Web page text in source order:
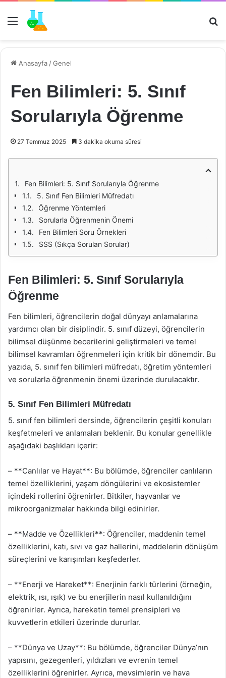
Menü
Anasayfa /Genel
Fen Bilimleri: 5. Sınıf
Sorularıyla Öğrenme
27 Temmuz 2025 3 dakika okuma süresi
Fen Bilimleri: 5. Sınıf Sorularıyla Öğrenme
5. Sınıf Fen Bilimleri Müfredatı
Öğrenme Yöntemleri
Sorularla Öğrenmenin Önemi
Fen Bilimleri Soru Örnekleri
SSS (Sıkça Sorulan Sorular)
Fen Bilimleri: 5. Sınıf Sorularıyla
Öğrenme
Fen bilimleri, öğrencilerin doğal dünyayı anlamalarına
yardımcı olan bir disiplindir. 5. sınıf düzeyi, öğrencilerin
bilimsel düşünme becerilerini geliştirmeleri ve temel
bilimsel kavramları öğrenmeleri için kritik bir dönemdir. Bu
yazıda, 5. sınıf fen bilimleri müfredatı, öğretim yöntemleri
ve sorularla öğrenmenin önemi üzerinde durulacaktır.
5. Sınıf Fen Bilimleri Müfredatı
5. sınıf fen bilimleri dersinde, öğrencilerin çeşitli konuları
keşfetmeleri ve anlamaları beklenir. Bu konular genellikle
aşağıdaki başlıkları içerir:
– **Canlılar ve Hayat**: Bu bölümde, öğrenciler canlıların
temel özelliklerini, yaşam döngülerini ve ekosistemler
içindeki rollerini öğrenirler. Bitkiler, hayvanlar ve
mikroorganizmalar hakkında bilgi edinirler.
– **Madde ve Özellikleri**: Öğrenciler, maddenin temel
özelliklerini, katı, sıvı ve gaz hallerini, maddelerin dönüşüm
süreçlerini ve karışımları keşfederler.
– **Enerji ve Hareket**: Enerjinin farklı türlerini (örneğin,
elektrik, ısı, ışık) ve bu enerjilerin nasıl kullanıldığını
öğrenirler. Ayrıca, hareketin temel prensipleri ve
kuvvetlerin etkileri üzerinde dururlar.
– **Dünya ve Uzay**: Bu bölümde, öğrenciler Dünya’nın
yapısını, gezegenleri, yıldızları ve evrenin temel
özelliklerini öğrenirler. Ayrıca, mevsimlerin ve hava